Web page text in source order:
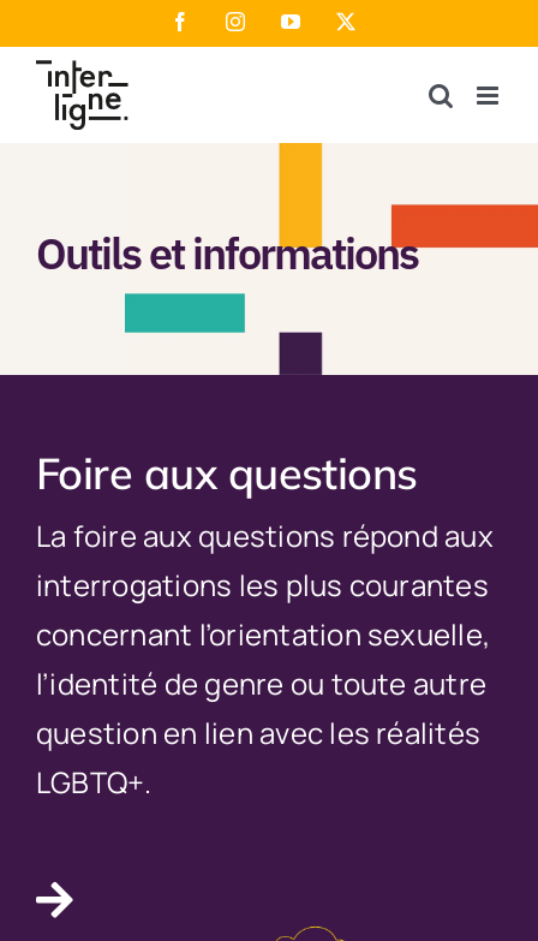
au
contenu
FacebookInstagramYouTube
Outils et informations
Foire aux questions
La foire aux questions répond aux
interrogations les plus courantes
concernant l’orientation sexuelle,
l’identité de genre ou toute autre
question en lien avec les réalités
LGBTQ+.